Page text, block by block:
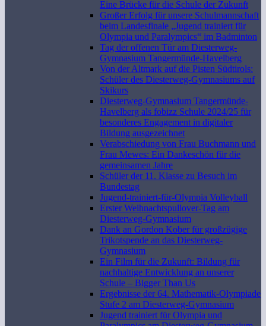
Eine Brücke für die Schule der Zukunft
Großer Erfolg für unsere Schulmannschaft
beim Landesfinale „Jugend trainiert für
Olympia und Paralympics“ im Badminton
Tag der offenen Tür am Diesterweg-
Gymnasium Tangermünde-Havelberg
Von der Altmark auf die Pisten Südtirols:
Schüler des Diesterweg-Gymnasiums auf
Skikurs
Diesterweg-Gymnasium Tangermünde-
Havelberg als fobizz Schule 2024/25 für
besonderes Engagement in digitaler
Bildung ausgezeichnet
Verabschiedung von Frau Buchmann und
Frau Mewes: Ein Dankeschön für die
gemeinsamen Jahre
Schüler der 11. Klasse zu Besuch im
Bundestag
Jugend-trainiert-für-Olympia Volleyball
Erster Weihnachtspullover-Tag am
Diesterweg-Gymnasium
Dank an Gordon Kober für großzügige
Trikotspende an das Diesterweg-
Gymnasium
Ein Film für die Zukunft: Bildung für
nachhaltige Entwicklung an unserer
Schule – Bigger Than Us
Ergebnisse der 64. Mathematik-Olympiade
Stufe 2 am Diesterweg-Gymnasium
Jugend trainiert für Olympia und